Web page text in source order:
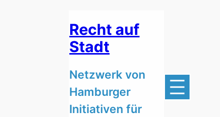
Recht auf
Stadt
Netzwerk von
Hamburger
Initiativen für